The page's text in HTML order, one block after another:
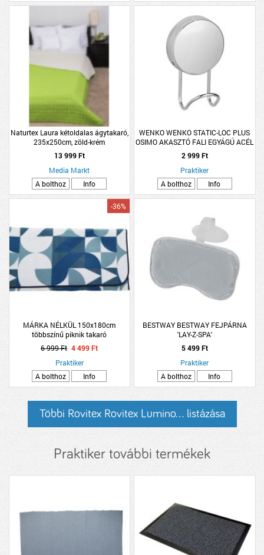
Naturtex Laura kétoldalas ágytakaró,
235x250cm, zöld-krém
13 999 Ft
Media Markt
A bolthoz
Info
WENKO WENKO STATIC-LOC PLUS
OSIMO AKASZTÓ FALI EGYÁGÚ ACÉL
KRÓM SZÍNŰ
2 999 Ft
Praktiker
A bolthoz
Info
MÁRKA NÉLKÜL 150x180cm
többszínű piknik takaró
-36%
6 999 Ft 4 499 Ft
Praktiker
A bolthoz
Info
BESTWAY BESTWAY FEJPÁRNA
'LAY-Z-SPA'
MASSZÁZSMEDENCÉHEZ 2DB
5 499 Ft
Praktiker
A bolthoz
Info
Többi Rovitex Rovitex Lumino... listázása
Praktiker további termékek